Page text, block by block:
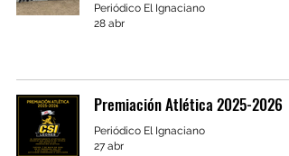
Periódico El Ignaciano
28 abr
Premiación Atlética 2025-2026
Periódico El Ignaciano
27 abr